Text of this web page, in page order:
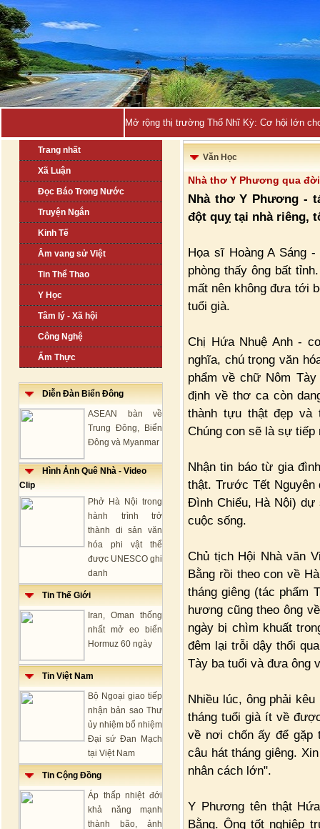
Mở rộng thị trường Thổ Nhĩ Kỳ: Cơ hội lớn
Trang nhất
Xã Luận
Đọc Báo Trong Nước
Truyện Ngắn
Kinh Tế
Âm vang sử Việt
Tin Thể Thao
Y Học
Tâm lý - Xã hội
Công Nghệ
Ẩm Thực
Diễn Đàn Biển Đông
ASEAN bàn về
Trung Đông, Biển
Đông và Myanmar
Hình Ảnh Quê Nhà - Video
Clip
Phở Hà Nội trong
hành trình trở
thành di sản văn
hóa phi vật thể
được UNESCO ghi
danh
Tin Thế Giới
Iran, Oman thống
nhất mở eo biển
Hormuz 60 ngày
Tin Việt Nam
Bộ Ngoại giao tiếp
nhận bản sao Thư
ủy nhiệm bổ nhiệm
Đại sứ Đan Mạch
tại Việt Nam
Tin Cộng Đồng
Áp thấp nhiệt đới
khả năng mạnh
thành bão, ảnh
Văn Học
Nhà thơ Y Phương qua đời
Nhà thơ Y Phương -
đột quỵ tại nhà riêng,
Họa sĩ Hoàng A Sáng
phòng thấy ông bất
mất nên không đưa tới
tuổi già.
Chị Hứa Nhuệ Anh -
nghĩa, chú trọng văn
phẩm về chữ Nôm
định về thơ ca còn
thành tựu thật đẹp và
Chúng con sẽ là sự tiếp
Nhận tin báo từ gia
thật. Trước Tết
Đình Chiểu, Hà Nội)
cuộc sống.
Chủ tịch Hội Nhà văn
Bằng rồi theo con về
tháng giêng (tác phẩm
hương cũng theo ông
ngày bị chìm khuất
đêm lại trỗi dậy thổi
Tày ba tuổi và đưa ông
Nhiều lúc, ông phải
tháng tuổi già ít về
về nơi chốn ấy để gặp
câu hát tháng giêng.
nhân cách lớn".
Y Phương tên thật
Bằng. Ông tốt nghiệp